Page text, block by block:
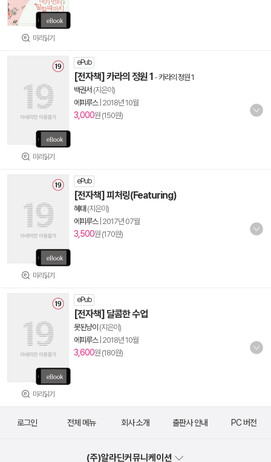
미리읽기
미리읽기
ePub
[전자책] 카라의 정원 1 -카라의 정원 1
백권서 (지은이)
에피루스| 2018년 10월
3,000원 (150원)
미리읽기
ePub
[전자책] 피처링(Featuring)
혜태 (지은이)
에피루스| 2017년 07월
3,500원 (170원)
미리읽기
ePub
[전자책] 달콤한 수업
못된냥이 (지은이)
에피루스| 2018년 10월
3,600원 (180원)
로그인 전체 메뉴 회사 소개 출판사 안내 PC 버전
(주)알라딘커뮤니케이션